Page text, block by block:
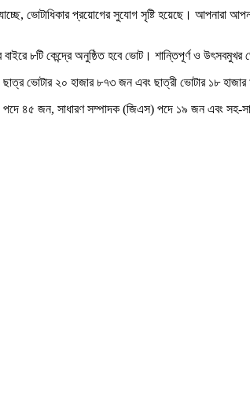
ভোটাধিকার প্রয়োগের সুযোগ সৃষ্টি হয়েছে। আপনারা
৮টি কেন্দ্রে অনুষ্ঠিত হবে ভোট। শান্তিপূর্ণ ও উৎসবমুখর
ভোটার ২০ হাজার ৮৭৩ জন এবং ছাত্রী ভোটার ১৮
৪৫ জন, সাধারণ সম্পাদক (জিএস) পদে ১৯ জন এবং সহ-